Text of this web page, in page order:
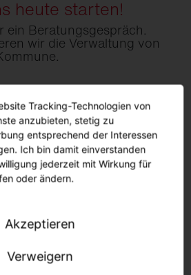
heute starten!
ein Beratungsgespräch.
wir die Verwaltung von
Zustimmung, um den
Service zu laden!
sammeln. Bitte lesen Sie die
dieses Video anzusehen.
Tracking-Technologien von
anzubieten, stetig zu
entsprechend der Interessen
Ich bin damit einverstanden
jederzeit mit Wirkung für
oder ändern.
Akzeptieren
Verweigern